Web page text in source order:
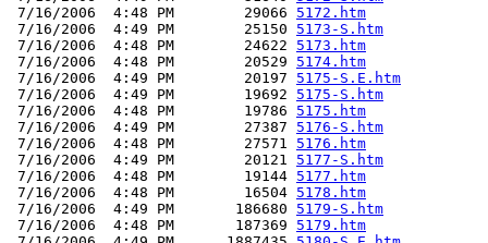
7/16/2006  4:48 PM        29066 5172.htm
7/16/2006  4:49 PM        25150 5173-S.htm
7/16/2006  4:48 PM        24622 5173.htm
7/16/2006  4:48 PM        20529 5174.htm
7/16/2006  4:49 PM        20197 5175-S.E.htm
7/16/2006  4:49 PM        19692 5175-S.htm
7/16/2006  4:48 PM        19786 5175.htm
7/16/2006  4:49 PM        27387 5176-S.htm
7/16/2006  4:48 PM        27571 5176.htm
7/16/2006  4:49 PM        20121 5177-S.htm
7/16/2006  4:48 PM        19144 5177.htm
7/16/2006  4:48 PM        16504 5178.htm
7/16/2006  4:49 PM       186680 5179-S.htm
7/16/2006  4:48 PM       187369 5179.htm